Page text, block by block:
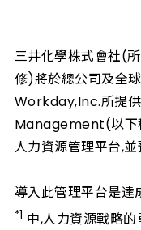
三井化學株式會社(
修)將於總公司及全
Workday,Inc.所提
Management(以下
人力資源管理平台,
導入此管理平台是
*1 中,人力資源戰略的